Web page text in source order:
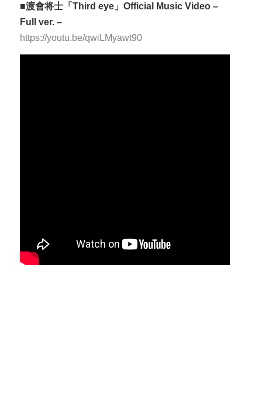
■渡會将士「Third eye」Official Music Video –
Full ver. –
https://youtu.be/qwiLMyawt90